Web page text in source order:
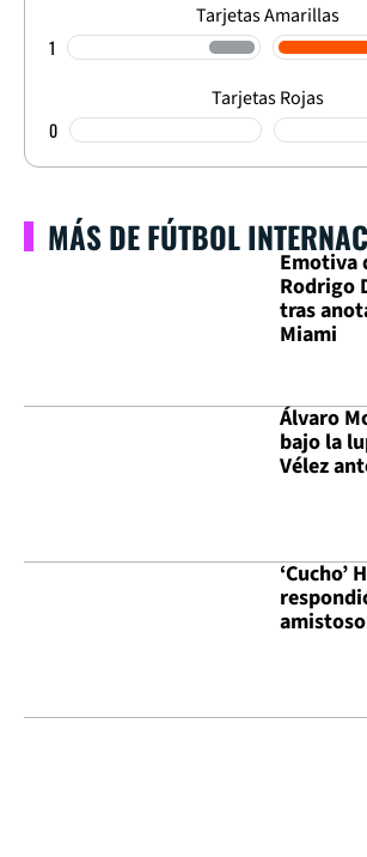
Tarjetas Amarillas
1
Tarjetas Rojas
0
MÁS DE FÚTBOL
Emotiva
Rodrigo
tras
Miami
Álvaro
bajo la
Vélez
‘Cucho’